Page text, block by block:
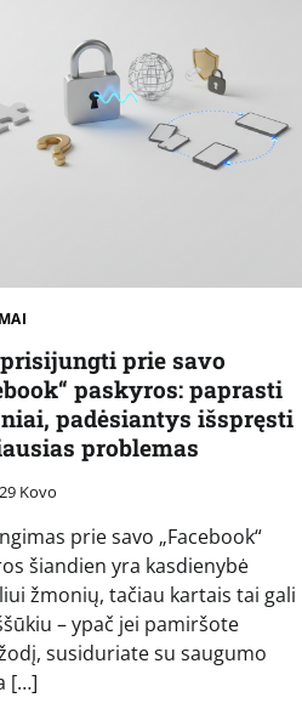
prie savo
paskyros: paprasti
padėsiantys išspręsti
problemas
Kovo
prie savo „Facebook“
šiandien yra kasdienybė
žmonių, tačiau kartais tai gali
– ypač jei pamiršote
susiduriate su saugumo
[…]